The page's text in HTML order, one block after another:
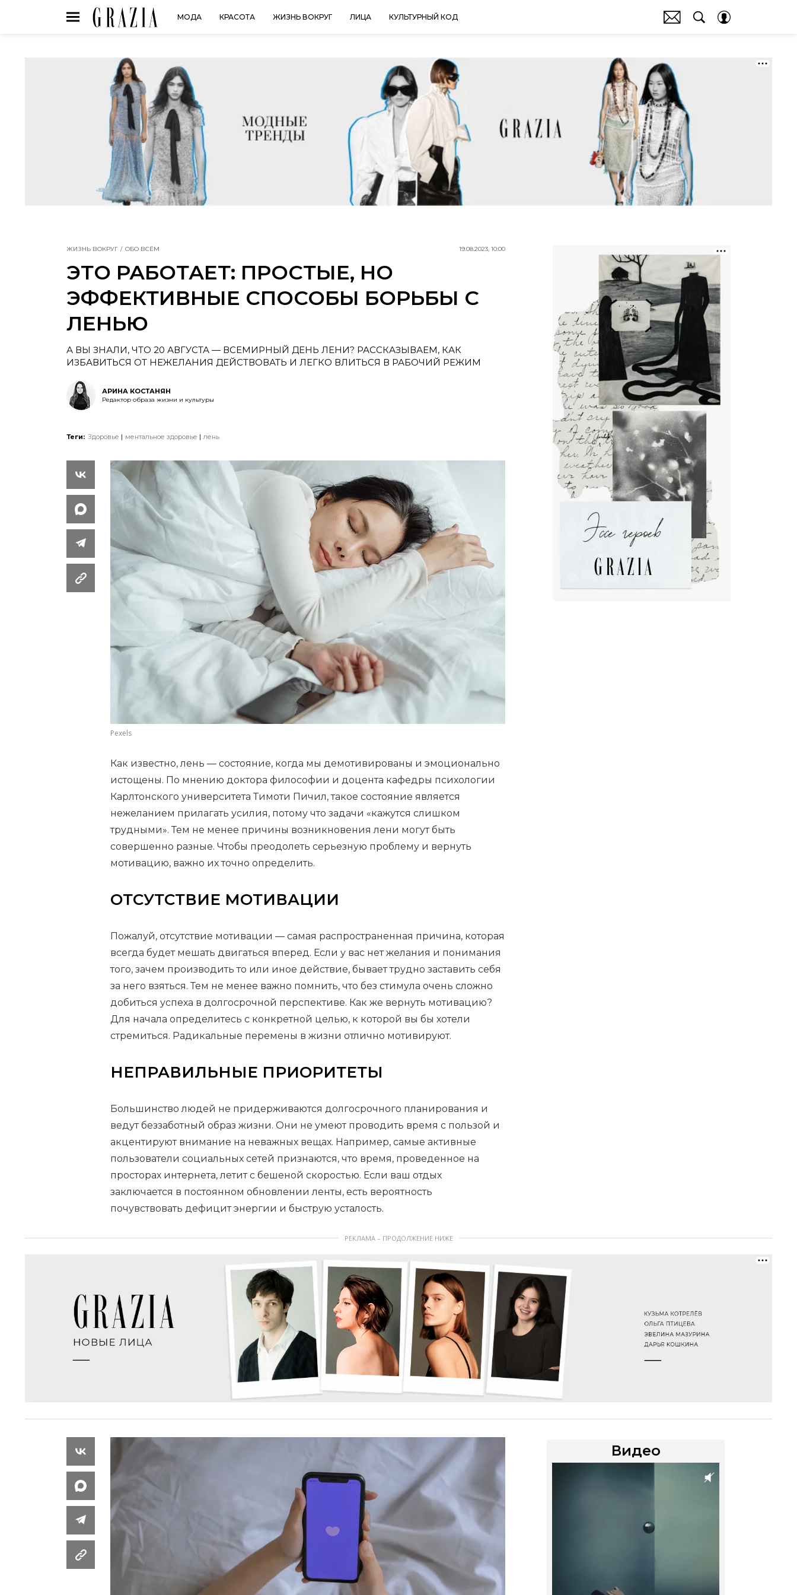
МОДА КРАСОТА ЖИЗНЬ ВОКРУГ ЛИЦА КУЛЬТУРНЫЙ КОД
ЖИЗНЬ ВОКРУГ ОБО ВСЁМ 19.08.2023, 10:00
ЭТО РАБОТАЕТ: ПРОСТЫЕ, НО
ЭФФЕКТИВНЫЕ СПОСОБЫ БОРЬБЫ С
ЛЕНЬЮ
А ВЫ ЗНАЛИ, ЧТО 20 АВГУСТА — ВСЕМИРНЫЙ ДЕНЬ ЛЕНИ? РАССКАЗЫВАЕМ, КАК
ИЗБАВИТЬСЯ ОТ НЕЖЕЛАНИЯ ДЕЙСТВОВАТЬ И ЛЕГКО ВЛИТЬСЯ В РАБОЧИЙ РЕЖИМ
АРИНА КОСТАНЯН
Редактор образа жизни и культуры
Теги: Здоровье ментальное здоровье лень
Pexels
Как известно, лень — состояние, когда мы демотивированы и эмоционально
истощены. По мнению доктора философии и доцента кафедры психологии
Карлтонского университета Тимоти Пичил, такое состояние является
нежеланием прилагать усилия, потому что задачи «кажутся слишком
трудными». Тем не менее причины возникновения лени могут быть
совершенно разные. Чтобы преодолеть серьезную проблему и вернуть
мотивацию, важно их точно определить.
ОТСУТСТВИЕ МОТИВАЦИИ
Пожалуй, отсутствие мотивации — самая распространенная причина, которая
всегда будет мешать двигаться вперед. Если у вас нет желания и понимания
того, зачем производить то или иное действие, бывает трудно заставить себя
за него взяться. Тем не менее важно помнить, что без стимула очень сложно
добиться успеха в долгосрочной перспективе. Как же вернуть мотивацию?
Для начала определитесь с конкретной целью, к которой вы бы хотели
стремиться. Радикальные перемены в жизни отлично мотивируют.
НЕПРАВИЛЬНЫЕ ПРИОРИТЕТЫ
Большинство людей не придерживаются долгосрочного планирования и
ведут беззаботный образ жизни. Они не умеют проводить время с пользой и
акцентируют внимание на неважных вещах. Например, самые активные
пользователи социальных сетей признаются, что время, проведенное на
просторах интернета, летит с бешеной скоростью. Если ваш отдых
заключается в постоянном обновлении ленты, есть вероятность
почувствовать дефицит энергии и быструю усталость.
РЕКЛАМА – ПРОДОЛЖЕНИЕ НИЖЕ